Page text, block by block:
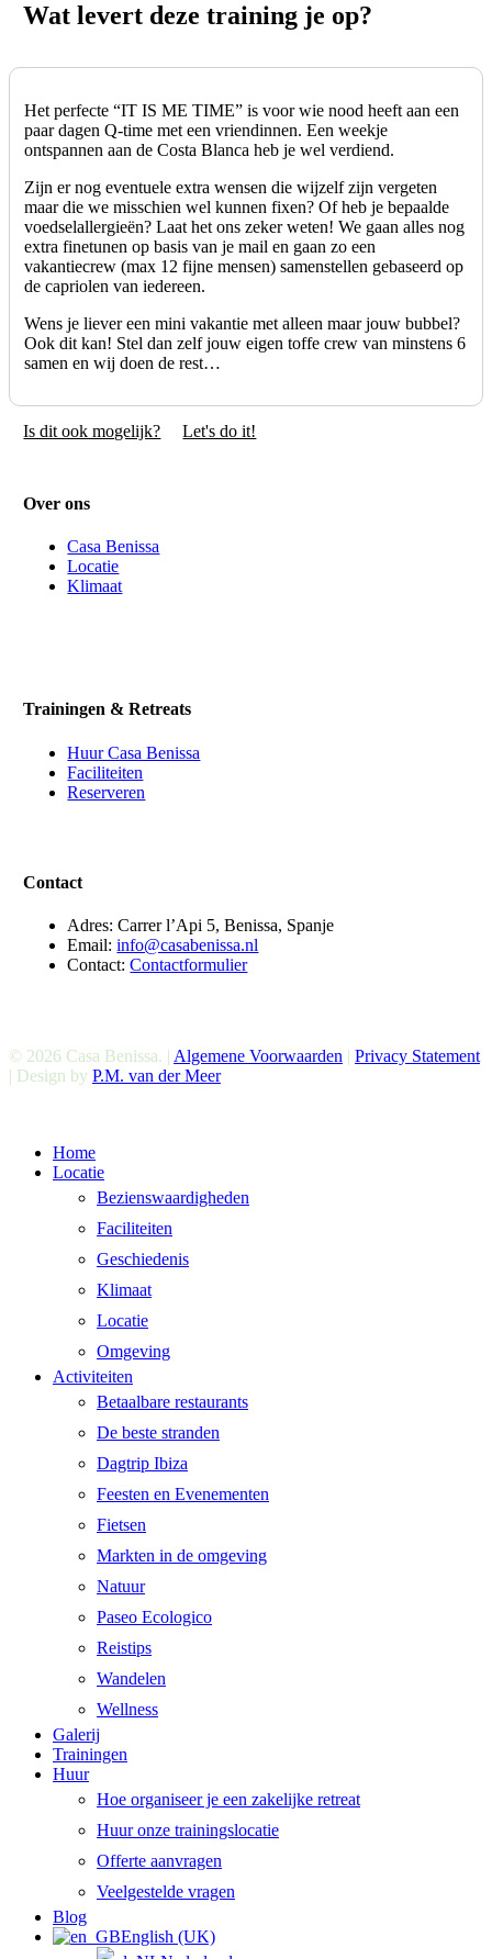
Wat levert deze training je op?
Het perfecte “IT IS ME TIME” is voor wie nood heeft aan een
paar dagen Q-time met een vriendinnen. Een weekje
ontspannen aan de Costa Blanca heb je wel verdiend.
Zijn er nog eventuele extra wensen die wijzelf zijn vergeten
maar die we misschien wel kunnen fixen? Of heb je bepaalde
voedselallergieën? Laat het ons zeker weten! We gaan alles nog
extra finetunen op basis van je mail en gaan zo een
vakantiecrew (max 12 fijne mensen) samenstellen gebaseerd op
de capriolen van iedereen.
Wens je liever een mini vakantie met alleen maar jouw bubbel?
Ook dit kan! Stel dan zelf jouw eigen toffe crew van minstens 6
samen en wij doen de rest…
Is dit ook mogelijk? Let's do it!
Over ons
Casa Benissa
Locatie
Klimaat
Trainingen & Retreats
Huur Casa Benissa
Faciliteiten
Reserveren
Contact
Adres: Carrer l’Api 5, Benissa, Spanje
Email:info@casabenissa.nl
Contact:Contactformulier
© 2026 Casa Benissa. | Algemene Voorwaarden | Privacy Statement
| Design by P.M. van der Meer
Close
Menu
Home
Locatie
Bezienswaardigheden
Faciliteiten
Geschiedenis
Klimaat
Locatie
Omgeving
Activiteiten
Betaalbare restaurants
De beste stranden
Dagtrip Ibiza
Feesten en Evenementen
Fietsen
Markten in de omgeving
Natuur
Paseo Ecologico
Reistips
Wandelen
Wellness
Galerij
Trainingen
Huur
Hoe organiseer je een zakelijke retreat
Huur onze trainingslocatie
Offerte aanvragen
Veelgestelde vragen
Blog
English (UK)